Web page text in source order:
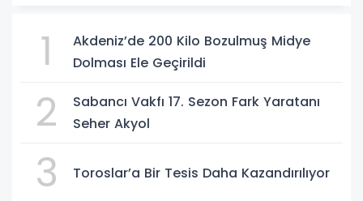
1
Akdeniz’de 200 Kilo Bozulmuş Midye
Dolması Ele Geçirildi
2
Sabancı Vakfı 17. Sezon Fark Yaratanı
Seher Akyol
3 Toroslar’a Bir Tesis Daha Kazandırılıyor